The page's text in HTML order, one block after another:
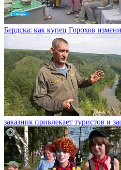
Бердска: как купец Горохов
заказник привлекает туристов и